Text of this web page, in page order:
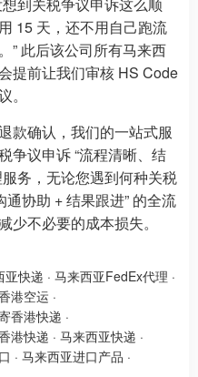
15 天，还不用自己跑流
” 此后该公司所有马来西
提前让我们审核 HS Code
款确认，我们的一站式服
争议申诉 “流程清晰、结
务，无论您遇到何种关税
协助 + 结果跟进” 的全流
少不必要的成本损失。
亚快递 · 马来西亚FedEx代理 ·
港空运 ·
香港快递 ·
港快递 · 马来西亚快递 ·
· 马来西亚进口产品 ·